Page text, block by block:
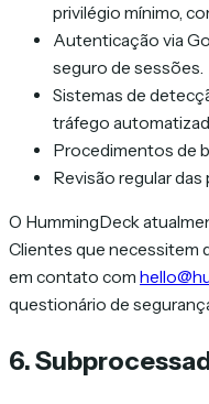
privilégio mínimo,
Autenticação via
seguro de sessões.
Sistemas de
tráfego
Procedimentos de
Revisão regular das
O HummingDeck
Clientes que necessitem
em contato com
questionário de
6.